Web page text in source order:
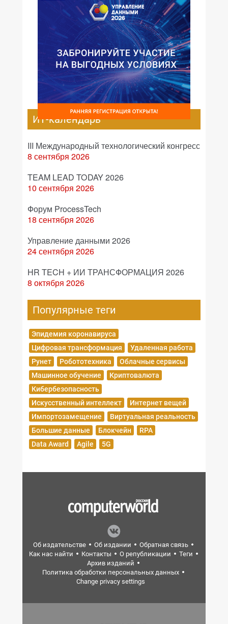
ИТ-календарь
III Международный технологический конгресс
8 сентября 2026
TEAM LEAD TODAY 2026
10 сентября 2026
Форум ProcessTech
18 сентября 2026
Управление данными 2026
24 сентября 2026
HR TECH + ИИ ТРАНСФОРМАЦИЯ 2026
8 октября 2026
Популярные теги
Эпидемия коронавируса
Цифровая трансформация
Удаленная работа
Рунет
Робототехника
Облачные сервисы
Машинное обучение
Криптовалюта
Кибербезопасность
Искусственный интеллект
Интернет вещей
Импортозамещение
Виртуальная реальность
Большие данные
Блокчейн
RPA
Data Award
Agile 5G
Об издательстве Об издании
Обратная связь
Как нас найти
Контакты О републикации
Теги
Архив изданий
Политика обработки персональных данных
Change privacy settings